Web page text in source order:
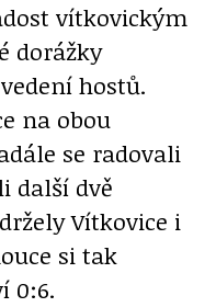
vítkovickým
dorážky
hostů.
na obou
se radovali
další dvě
Vítkovice i
si tak
0:6.